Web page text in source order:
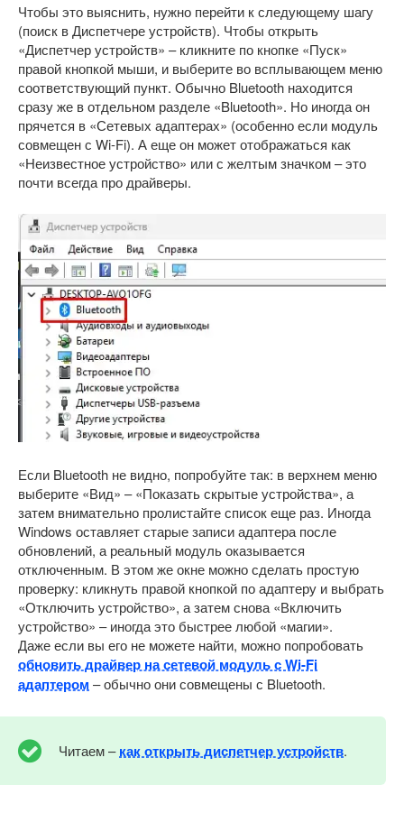
Чтобы это выяснить, нужно перейти к следующему шагу
(поиск в Диспетчере устройств). Чтобы открыть
«Диспетчер устройств» – кликните по кнопке «Пуск»
правой кнопкой мыши, и выберите во всплывающем меню
соответствующий пункт. Обычно Bluetooth находится
сразу же в отдельном разделе «Bluetooth». Но иногда он
прячется в «Сетевых адаптерах» (особенно если модуль
совмещен с Wi-Fi). А еще он может отображаться как
«Неизвестное устройство» или с желтым значком – это
почти всегда про драйверы.
Если Bluetooth не видно, попробуйте так: в верхнем меню
выберите «Вид» – «Показать скрытые устройства», а
затем внимательно пролистайте список еще раз. Иногда
Windows оставляет старые записи адаптера после
обновлений, а реальный модуль оказывается
отключенным. В этом же окне можно сделать простую
проверку: кликнуть правой кнопкой по адаптеру и выбрать
«Отключить устройство», а затем снова «Включить
устройство» – иногда это быстрее любой «магии».
Даже если вы его не можете найти, можно попробовать
обновить драйвер на сетевой модуль с Wi-Fi
адаптером – обычно они совмещены с Bluetooth.
Читаем –как открыть диспетчер устройств.